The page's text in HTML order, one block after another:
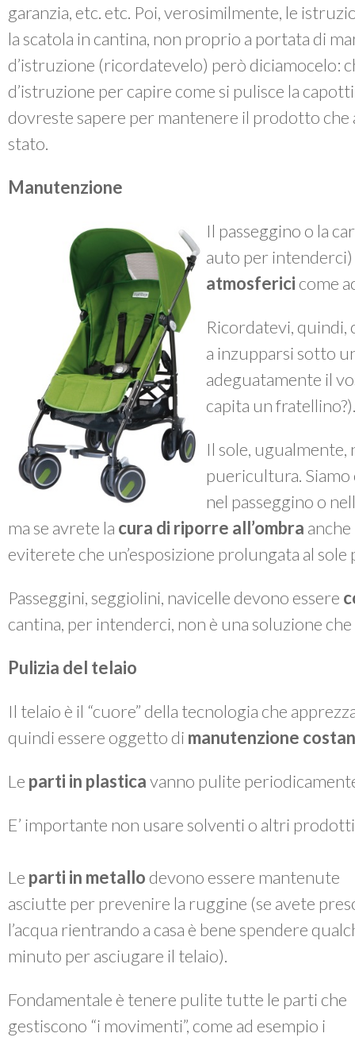
garanzia, etc. etc. Poi, verosimilmente, le
la scatola in cantina, non proprio a portata di
d’istruzione (ricordatevelo) però diciamocelo:
d’istruzione per capire come si pulisce la
dovreste sapere per mantenere il prodotto
stato.
Manutenzione
Il passeggino o la
auto per
atmosferici come
Ricordatevi, quindi,
a inzupparsi sotto
adeguatamente il
capita un fratellino?).
Il sole, ugualmente,
puericultura.
nel passeggino o
ma se avrete la cura di riporre all’ombra
eviterete che un’esposizione prolungata al sole
Passeggini, seggiolini, navicelle devono essere
cantina, per intenderci, non è una soluzione
Pulizia del telaio
Il telaio è il “cuore” della tecnologia che
quindi essere oggetto di manutenzione
Le parti in plasticavanno pulite
E’ importante non usare solventi o altri
Le parti in metallo devono essere mantenute
asciutte per prevenire la ruggine (se avete
l’acqua rientrando a casa è bene spendere
minuto per asciugare il telaio).
Fondamentale è tenere pulite tutte le parti che
gestiscono “i movimenti”, come ad esempio i